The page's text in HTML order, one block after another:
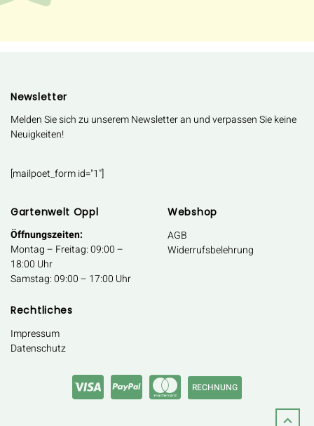
Newsletter
Melden Sie sich zu unserem Newsletter an und verpassen Sie keine
Neuigkeiten!
[mailpoet_form id="1"]
Gartenwelt Oppl
Öffnungszeiten:
Montag – Freitag: 09:00 –
18:00 Uhr
Samstag: 09:00 – 17:00 Uhr
Webshop
AGB
Widerrufsbelehrung
Rechtliches
Impressum
Datenschutz
RECHNUNG